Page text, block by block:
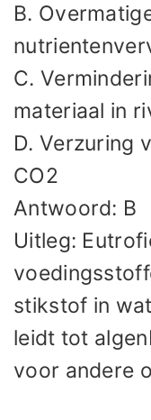
B.
C.
materiaal in
D. Verzuring
CO2
Antwoord: B
Uitleg:
stikstof in
leidt tot
voor andere